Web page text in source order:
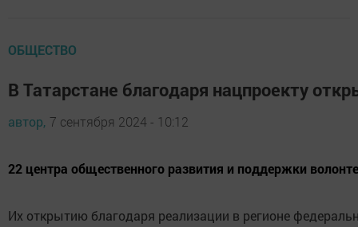
ОБЩЕСТВО
В Татарстане благодаря нацпроекту
автор, 7 сентября 2024 - 10:12
22 центра общественного развития и поддержки
Их открытию благодаря реализации в регионе